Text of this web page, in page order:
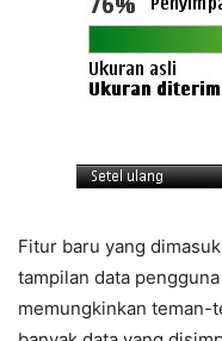
Fitur baru yang
tampilan data
memungkinkan teman-